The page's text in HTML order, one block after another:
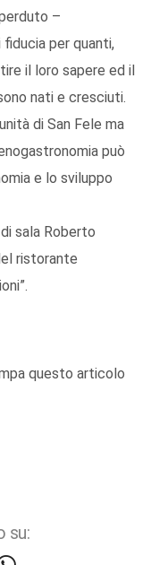
–
fiducia per quanti,
il loro sapere ed il
nati e cresciuti.
di San Fele ma
può
e lo sviluppo
sala Roberto
ristorante
questo articolo
su: